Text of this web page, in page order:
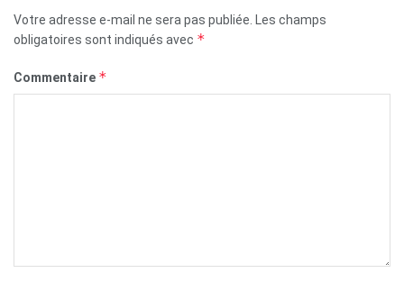
Votre adresse e-mail ne sera pas publiée. Les champs
obligatoires sont indiqués avec *
Commentaire *